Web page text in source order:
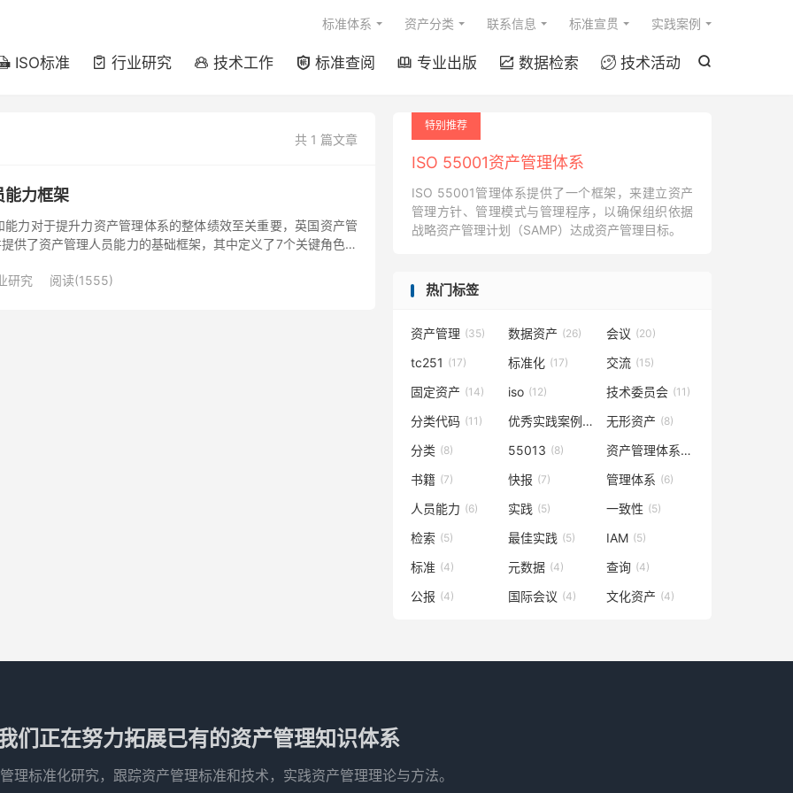

ISO标准  行业研究  技术工作  标准查阅  专业出版  数据检索  技术活动
标准体系 资产分类 联系信息 标准宣贯 实践案例
共 1 篇文章
能力框架
力对于提升力资产管理体系的整体绩效至关重要，英国资产管
供了资产管理人员能力的基础框架，其中定义了7个关键角色，
研究
阅读(1555)
特别推荐
ISO 55001资产管理体系
ISO 55001管理体系提供了一个框架，来建立资产
管理方针、管理模式与管理程序，以确保组织依据
战略资产管理计划（SAMP）达成资产管理目标。
热门标签
资产管理 (35) 数据资产 (26) 会议 (20)
tc251 (17) 标准化 (17) 交流 (15)
固定资产 (14) iso (12) 技术委员会 (11)
分类代码 (11) 优秀实践案例(9) 无形资产 (8)
分类 (8) 55013 (8) 资产管理体系
(7)
书籍 (7) 快报 (7) 管理体系 (6)
人员能力 (6) 实践 (5) 一致性 (5)
检索 (5) 最佳实践 (5) IAM (5)
标准 (4) 元数据 (4) 查询 (4)
公报 (4) 国际会议 (4) 文化资产 (4)
们正在努力拓展已有的资产管理知识体系
理标准化研究，跟踪资产管理标准和技术，实践资产管理理论与方法。